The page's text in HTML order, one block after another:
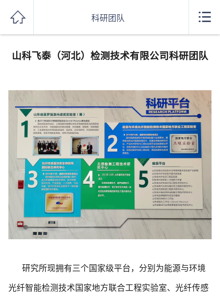
超声波探伤设备型号
探伤设备生产厂家
综合实力
合作单位
探伤知识
招聘信息
联系方式
 科研团队 
山科飞泰（河北）检测技术有限公司科研团队
研究所现拥有三个国家级平台，分别为能源与环境
光纤智能检测技术国家地方联合工程实验室、光纤传感